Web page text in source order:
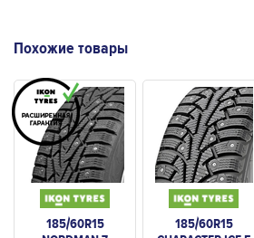
Похожие товары
185/60R15
185/60R15